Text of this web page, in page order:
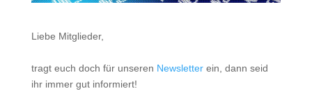
Liebe Mitglieder,
tragt euch doch für unseren Newsletterein, dann seid
ihr immer gut informiert!